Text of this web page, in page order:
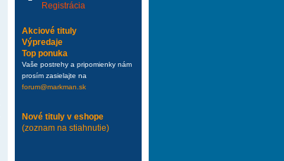
Registrácia
Akciové tituly
Výpredaje
Top ponuka
Vaše postrehy a pripomienky nám
prosím zasielajte na
forum@markman.sk
Nové tituly v eshope
(zoznam na stiahnutie)